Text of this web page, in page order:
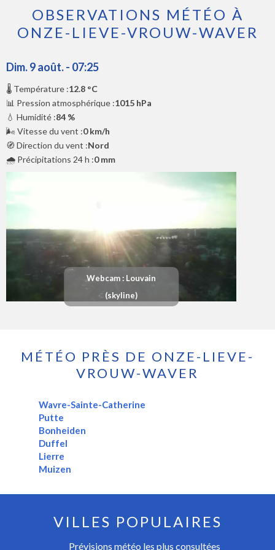
OBSERVATIONS MÉTÉO À
ONZE-LIEVE-VROUW-WAVER
Dim. 9 août. - 07:25
🌡️ Température :12.8 °C
📊 Pression atmosphérique :1015 hPa
💧 Humidité :84 %
🌬️ Vitesse du vent :0 km/h
🧭 Direction du vent :Nord
🌧️ Précipitations 24 h :0 mm
Webcam : Louvain
(skyline)
MÉTÉO PRÈS DE ONZE-LIEVE-
VROUW-WAVER
Wavre-Sainte-Catherine
Putte
Bonheiden
Duffel
Lierre
Muizen
VILLES POPULAIRES
Prévisions météo les plus consultées